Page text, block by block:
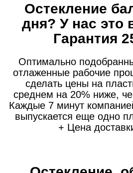
Остекление
дня? У нас это
Гарантия
Оптимально
отлаженные рабочие
сделать цены на
среднем на 20% ниже,
Каждые 7 минут
выпускается еще одно
+ Цена